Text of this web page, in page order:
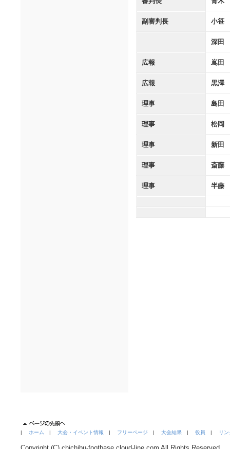
副審判長 小笹
深田
広報 嶌田
広報 黒澤
理事 島田
理事 松岡
理事 新田
理事 斎藤
理事 半藤
| ホーム | 大会・イベント情報 | フリーページ | 大会結果 | 役員 | リ